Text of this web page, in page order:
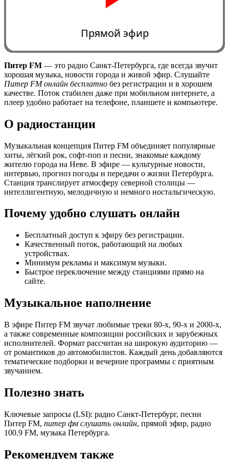
0:00
Прямой эфир
Питер FM — это радио Санкт-Петербурга, где всегда звучит
хорошая музыка, новости города и живой эфир. Слушайте
Питер FM онлайн бесплатно без регистрации и в хорошем
качестве. Поток стабилен даже при мобильном интернете, а
плеер удобно работает на телефоне, планшете и компьютере.
О радиостанции
Музыкальная концепция Питер FM объединяет популярные
хиты, лёгкий рок, софт-поп и песни, знакомые каждому
жителю города на Неве. В эфире — культурные новости,
интервью, прогноз погоды и передачи о жизни Петербурга.
Станция транслирует атмосферу северной столицы —
интеллигентную, мелодичную и немного ностальгическую.
Почему удобно слушать онлайн
Бесплатный доступ к эфиру без регистрации.
Качественный поток, работающий на любых
устройствах.
Минимум рекламы и максимум музыки.
Быстрое переключение между станциями прямо на
сайте.
Музыкальное наполнение
В эфире Питер FM звучат любимые треки 80-х, 90-х и 2000-х,
а также современные композиции российских и зарубежных
исполнителей. Формат рассчитан на широкую аудиторию —
от романтиков до автомобилистов. Каждый день добавляются
тематические подборки и вечерние программы с приятным
звучанием.
Полезно знать
Ключевые запросы (LSI): радио Санкт-Петербург, песни
Питер FM, питер фм слушать онлайн, прямой эфир, радио
100.9 FM, музыка Петербурга.
Рекомендуем также